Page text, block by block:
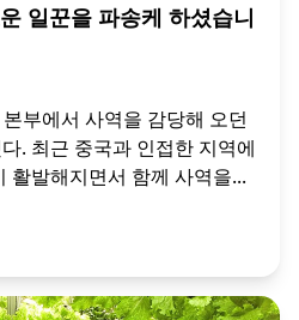
일꾼을 파송케 하셨습니
부에서 사역을 감당해 오던
. 최근 중국과 인접한 지역에
활발해지면서 함께 사역을...